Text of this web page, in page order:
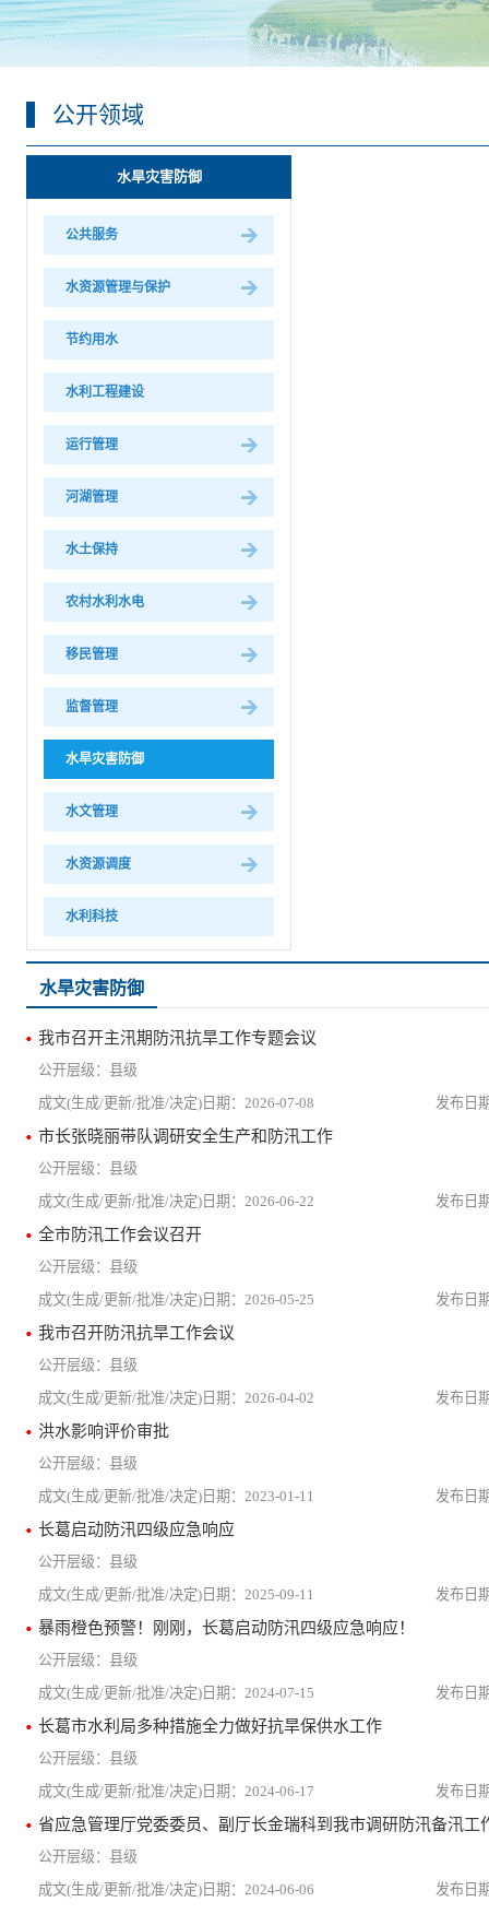
公开领域
水旱灾害防御
公共服务
水资源管理与保护
节约用水
水利工程建设
运行管理
河湖管理
水土保持
农村水利水电
移民管理
监督管理
水旱灾害防御
水文管理
水资源调度
水利科技
水旱灾害防御
我市召开主汛期防汛抗旱工作专题会议
县级
2026-07-08
市长张晓丽带队调研安全生产和防汛工作
县级
2026-06-22
全市防汛工作会议召开
县级
2026-05-25
我市召开防汛抗旱工作会议
县级
2026-04-02
洪水影响评价审批
县级
2023-01-11
长葛启动防汛四级应急响应
县级
2025-09-11
暴雨橙色预警！刚刚，长葛启动防汛四级应急响应！
县级
2024-07-15
长葛市水利局多种措施全力做好抗旱保供水工作
县级
2024-06-17
省应急管理厅党委委员、副厅长金瑞科到我市调研防汛备汛工
县级
2024-06-06